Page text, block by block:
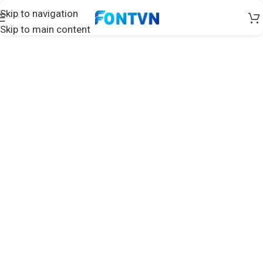
Skip to navigation
Skip to main content